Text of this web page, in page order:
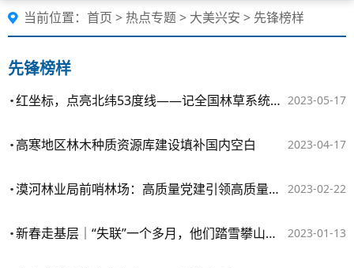
当前位置： 首页 > 热点专题> 大美兴安 > 先锋榜样
先锋榜样
2023-05-17
红坐标，点亮北纬53度线——记全国林草系统先进集体大兴安岭林业集团公司漠河林业局前哨林场
2023-04-17
高寒地区林木种质资源库建设填补国内空白
2023-02-22
漠河林业局前哨林场：高质量党建引领高质量发展
2023-01-13
新春走基层｜“失联”一个多月，他们踏雪攀山守护莽莽兴安